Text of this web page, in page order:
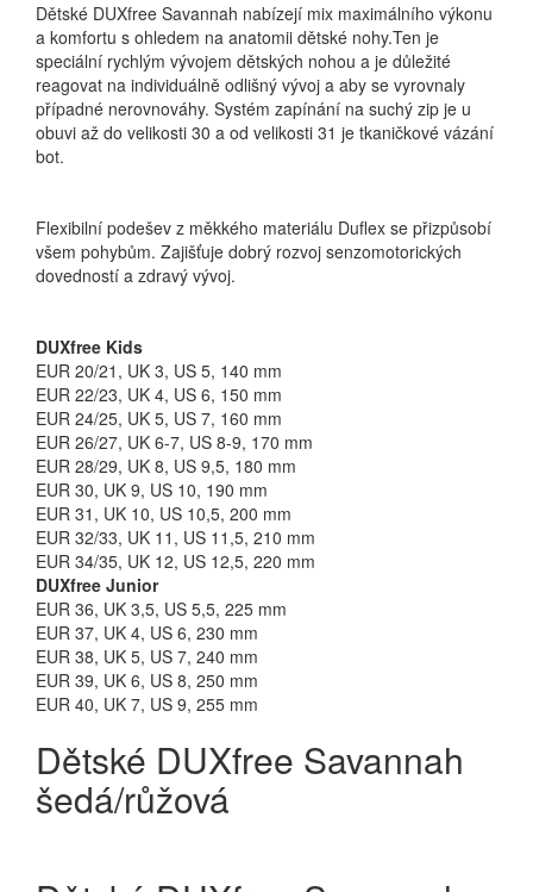
Dětské DUXfree Savannah nabízejí mix maximálního výkonu
a komfortu s ohledem na anatomii dětské nohy.Ten je
speciální rychlým vývojem dětských nohou a je důležité
reagovat na individuálně odlišný vývoj a aby se vyrovnaly
případné nerovnováhy. Systém zapínání na suchý zip je u
obuvi až do velikosti 30 a od velikosti 31 je tkaničkové vázání
bot.
Flexibilní podešev z měkkého materiálu Duflex se přizpůsobí
všem pohybům. Zajišťuje dobrý rozvoj senzomotorických
dovedností a zdravý vývoj.
DUXfree Kids
EUR 20/21, UK 3, US 5, 140 mm
EUR 22/23, UK 4, US 6, 150 mm
EUR 24/25, UK 5, US 7, 160 mm
EUR 26/27, UK 6-7, US 8-9, 170 mm
EUR 28/29, UK 8, US 9,5, 180 mm
EUR 30, UK 9, US 10, 190 mm
EUR 31, UK 10, US 10,5, 200 mm
EUR 32/33, UK 11, US 11,5, 210 mm
EUR 34/35, UK 12, US 12,5, 220 mm
DUXfree Junior
EUR 36, UK 3,5, US 5,5, 225 mm
EUR 37, UK 4, US 6, 230 mm
EUR 38, UK 5, US 7, 240 mm
EUR 39, UK 6, US 8, 250 mm
EUR 40, UK 7, US 9, 255 mm
Dětské DUXfree Savannah
šedá/růžová